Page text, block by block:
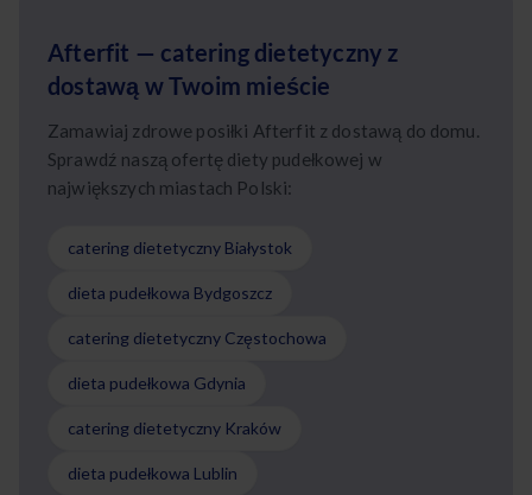
Afterfit — catering dietetyczny z
dostawą w Twoim mieście
Zamawiaj zdrowe posiłki Afterfit z dostawą do domu.
Sprawdź naszą ofertę diety pudełkowej w
największych miastach Polski:
catering dietetyczny Białystok
dieta pudełkowa Bydgoszcz
catering dietetyczny Częstochowa
dieta pudełkowa Gdynia
catering dietetyczny Kraków
dieta pudełkowa Lublin